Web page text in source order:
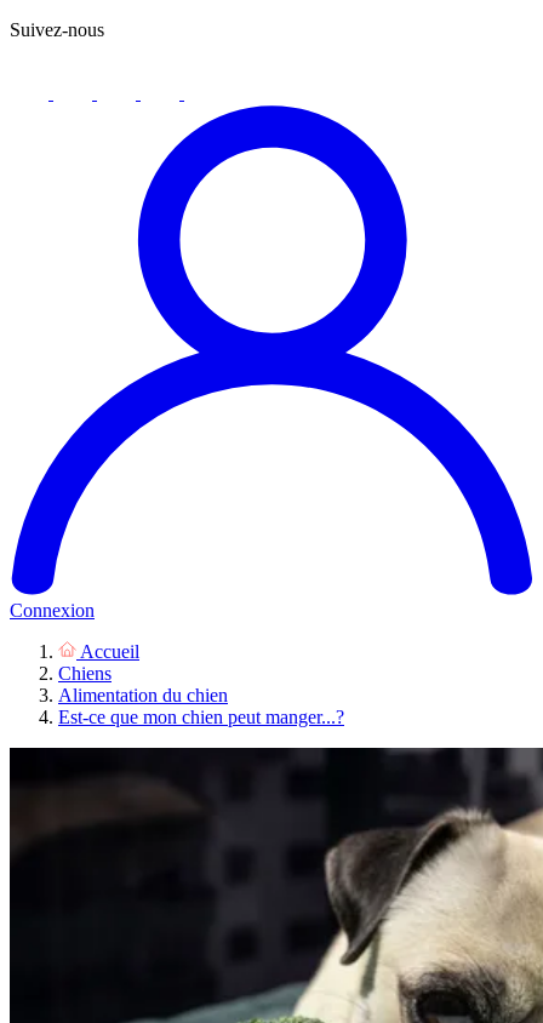
Suivez-nous
Connexion
Accueil
Chiens
Alimentation du chien
Est-ce que mon chien peut manger...?